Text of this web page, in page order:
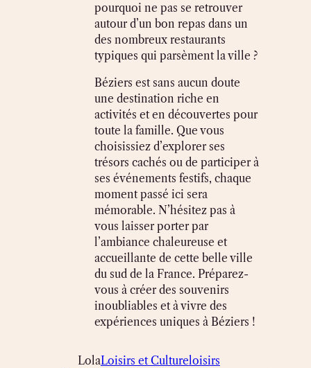
pourquoi ne pas se retrouver
autour d’un bon repas dans un
des nombreux restaurants
typiques qui parsèment la ville ?
Béziers est sans aucun doute
une destination riche en
activités et en découvertes pour
toute la famille. Que vous
choisissiez d’explorer ses
trésors cachés ou de participer à
ses événements festifs, chaque
moment passé ici sera
mémorable. N’hésitez pas à
vous laisser porter par
l’ambiance chaleureuse et
accueillante de cette belle ville
du sud de la France. Préparez-
vous à créer des souvenirs
inoubliables et à vivre des
expériences uniques à Béziers !
LolaLoisirs et Cultureloisirs